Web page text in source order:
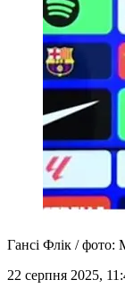
Гансі Флік / фото:
22 серпня 2025,